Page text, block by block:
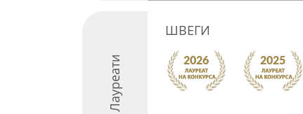
Лауреати
ШВЕГИ